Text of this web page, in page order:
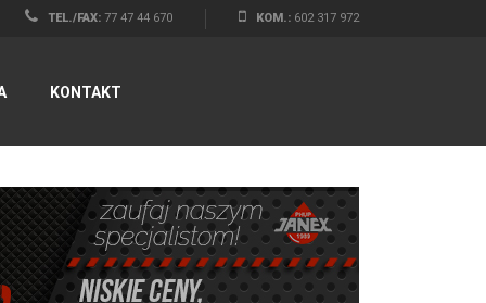
TEL./FAX: 77 47 44 670 KOM.: 602 317 972
KONTAKT